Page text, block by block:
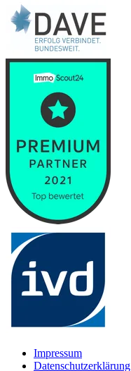
Impressum
Datenschutzerklärung